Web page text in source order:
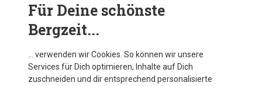
Du sparst 17%
Super.Natural
Damen Fitness Rock
73,80 €
Für Deine schönste
Bergzeit...
… verwenden wir Cookies. So können wir unsere
Services für Dich optimieren, Inhalte auf Dich
zuschneiden und dir entsprechend personalisierte